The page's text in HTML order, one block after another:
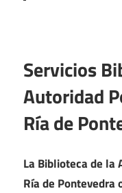
Servicios
Autoridad
Ría de
La Biblioteca de la
Ría de Pontevedra